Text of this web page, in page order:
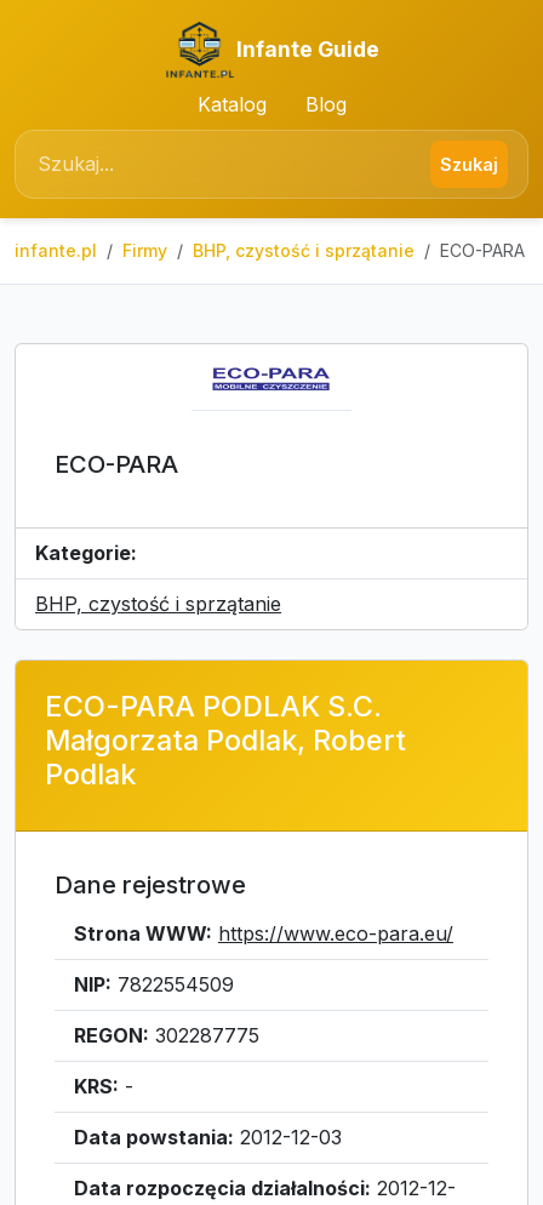
Infante Guide
Katalog Blog
Szukaj
infante.pl Firmy BHP, czystość i sprzątanie ECO-PARA
ECO-PARA
Kategorie:
BHP, czystość i sprzątanie
ECO-PARA PODLAK S.C.
Małgorzata Podlak, Robert
Podlak
Dane rejestrowe
Strona WWW: https://www.eco-para.eu/
NIP: 7822554509
REGON: 302287775
KRS: -
Data powstania: 2012-12-03
Data rozpoczęcia działalności: 2012-12-